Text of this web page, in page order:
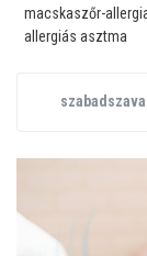
macskaszőr-
allergiás asztma